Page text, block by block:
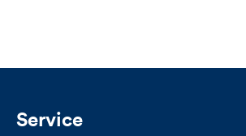
Service